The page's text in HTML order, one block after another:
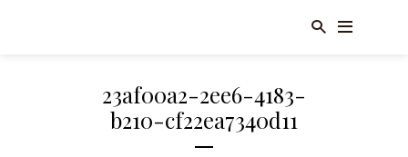
23af00a2-2ee6-4183-
b210-cf22ea7340d11